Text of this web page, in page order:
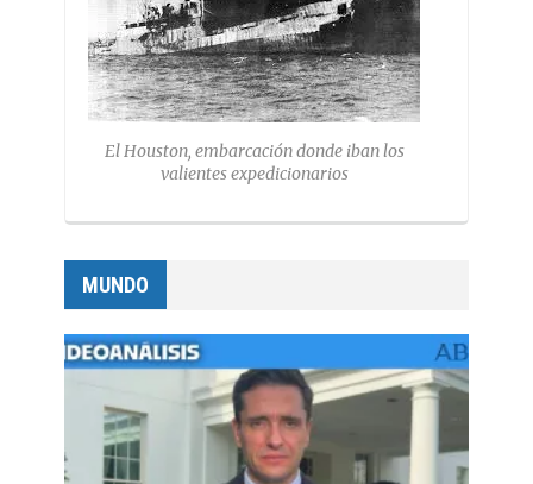
El Houston, embarcación donde iban los
valientes expedicionarios
MUNDO